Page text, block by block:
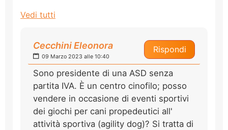
Vedi tutti
Rispondi
Cecchini Eleonora
09 Marzo 2023 alle 10:40
Sono presidente di una ASD senza
partita IVA. È un centro cinofilo; posso
vendere in occasione di eventi sportivi
dei giochi per cani propedeutici all'
attività sportiva (agility dog)? Si tratta di